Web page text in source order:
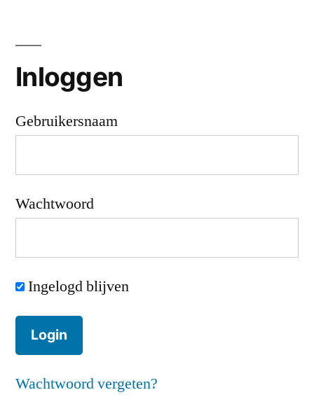
Inloggen
Gebruikersnaam
Wachtwoord
Ingelogd blijven
Wachtwoord vergeten?